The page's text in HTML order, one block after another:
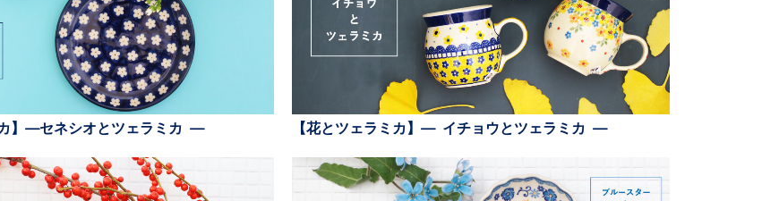
カ】—セネシオとツェラミカ — 【花とツェラミカ】— イチョウとツェラミカ —